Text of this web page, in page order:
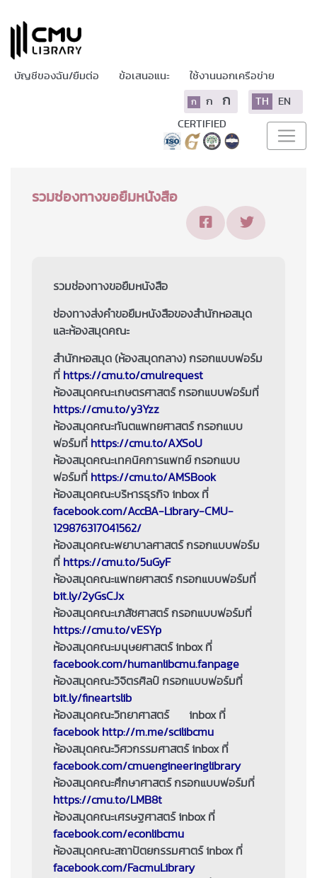
บัญชีของฉัน/ยืมต่อ ข้อเสนอแนะ ใช้งานนอกเครือข่าย
ก ก ก TH EN
CERTIFIED
รวมช่องทางขอยืมหนังสือ
รวมช่องทางขอยืมหนังสือ
ช่องทางส่งคำขอยืมหนังสือของสำนักหอสมุด
และห้องสมุดคณะ
สำนักหอสมุด (ห้องสมุดกลาง) กรอกแบบฟอร์ม
ที่ https://cmu.to/cmulrequest
ห้องสมุดคณะเกษตรศาสตร์ กรอกแบบฟอร์มที่
https://cmu.to/y3Yzz
ห้องสมุดคณะทันตแพทยศาสตร์ กรอกแบบ
ฟอร์มที่ https://cmu.to/AXSoU
ห้องสมุดคณะเทคนิคการแพทย์ กรอกแบบ
ฟอร์มที่ https://cmu.to/AMSBook
ห้องสมุดคณะบริหารธุรกิจ inbox ที่
facebook.com/AccBA-Library-CMU-
129876317041562/
ห้องสมุดคณะพยาบาลศาสตร์ กรอกแบบฟอร์ม
ที่ https://cmu.to/5uGyF
ห้องสมุดคณะแพทยศาสตร์ กรอกแบบฟอร์มที่
bit.ly/2yGsCJx
ห้องสมุดคณะเภสัชศาสตร์ กรอกแบบฟอร์มที่
https://cmu.to/vESYp
ห้องสมุดคณะมนุษยศาสตร์ inbox ที่
facebook.com/humanlibcmu.fanpage
ห้องสมุดคณะวิจิตรศิลป์ กรอกแบบฟอร์มที่
bit.ly/fineartslib
ห้องสมุดคณะวิทยาศาสตร์ inbox ที่
facebook http://m.me/scilibcmu
ห้องสมุดคณะวิศวกรรมศาสตร์ inbox ที่
facebook.com/cmuengineeringlibrary
ห้องสมุดคณะศึกษาศาสตร์ กรอกแบบฟอร์มที่
https://cmu.to/LMB8t
ห้องสมุดคณะเศรษฐศาสตร์ inbox ที่
facebook.com/econlibcmu
ห้องสมุดคณะสถาปัตยกรรมศาตร์ inbox ที่
facebook.com/FacmuLibrary